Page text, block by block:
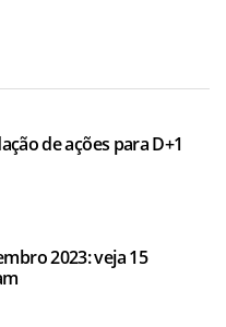
de ações para D+1
2023: veja 15